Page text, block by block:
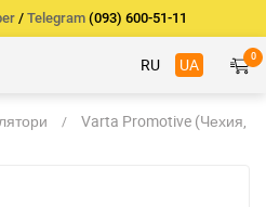
/ Telegram (093) 600-51-11
RU UA 0
Varta Promotive (Чехия,